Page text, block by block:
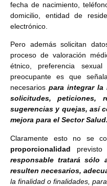
fecha de nacimiento,
domicilio, entidad de
electrónico.
Pero además solicitan
proceso de valoración
étnico, preferencia
preocupante es que
necesarios para integrar la
solicitudes, peticiones,
sugerencias y quejas, así
mejora para el Sector Salud.
Claramente esto no se
proporcionalidad
responsable tratará sólo
resulten necesarios,
la finalidad o finalidades,